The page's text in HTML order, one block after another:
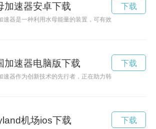
加速器安卓下载
速器是一种利用水母能量的装置，可有效地将海洋能源
下载
加速器电脑版下载
速器作为创新技术的先行者，正在助力韩国科技产业快
下载
机场ios下载 下载